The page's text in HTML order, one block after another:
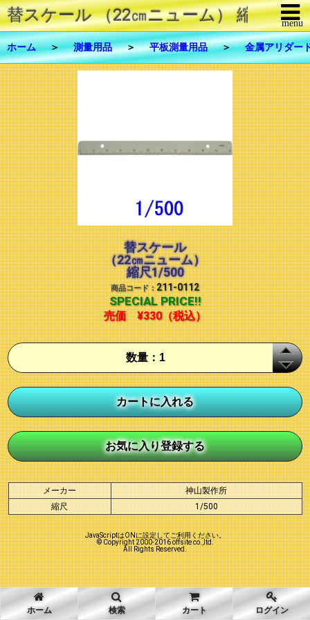
替スケール （22㎝ニューム） 縮尺1/menu
メニューを閉じる
商品一覧
修理・メンテナンス
FAX注文
お問合せ
ご利用について
リンク
会社概要
ホーム ＞ 測量用品 ＞ 平板測量用品 ＞ 金属アリダー
替スケール
（22㎝ニューム）
縮尺1/500
商品コード：211-0112
SPECIAL PRICE!!
売価¥330（税込）
メーカー
神山製作所
縮尺
1/500
ホーム 検索 カート ログイン
JavaScriptはONに設定してご利用ください。
© Copyright 2000-2016 offsite co.,ltd.
All Rights Reserved.